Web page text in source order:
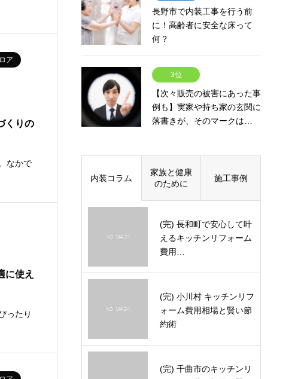
ア
くりの
なかで
に使え
ったり
長野市で内装工事を行う前
に！高齢者に安全な床って
何？
3位
【次々販売の被害にあった事
例も】実家や持ち家の玄関に
落書きが、そのマークは…
内装コラム
家族と健康
のために
施工事例
(完) 長和町で安心して叶
えるキッチンリフォーム
費用…
(完) 小川村 キッチンリフ
ォーム費用相場と賢い節
約術
(完) 千曲市のキッチンリ